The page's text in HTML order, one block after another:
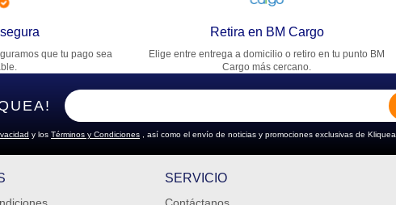
ENVIAR COMENTARIO
que tu pago sea
Retira en BM Cargo
Elige entre entrega a domicilio o retiro en tu punto BM
Cargo más cercano.
y los Términos y Condiciones , así como el envío de noticias y promociones exclusivas de Kliquea.
SERVICIO